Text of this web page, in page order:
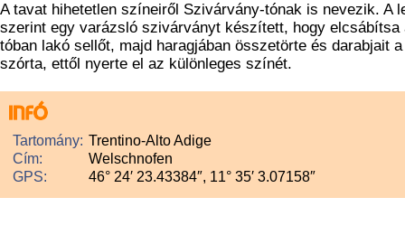
A tavat hihetetlen színeiről Szivárvány-tónak is nevezik. A
szerint egy varázsló szivárványt készített, hogy elcsábítsa
tóban lakó sellőt, majd haragjában összetörte és darabjait
szórta, ettől nyerte el az különleges színét.
Tartomány: Trentino-Alto Adige
Cím:
Welschnofen
GPS:
46° 24′ 23.43384″, 11° 35′ 3.07158″